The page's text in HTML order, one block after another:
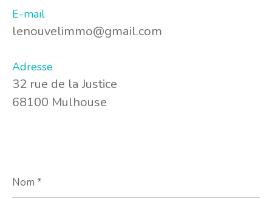
E-mail
lenouvelimmo@gmail.com
Adresse
32 rue de la Justice
68100 Mulhouse
*